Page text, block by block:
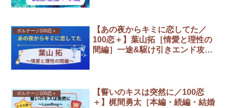
ボルテージ100恋＋
【あの夜からキミに恋してた／
100恋＋】葉山拓［情愛と理性の
間編］一途&駆け引きエンド攻略
ボルテージ100恋＋
【誓いのキスは突然に／100恋
＋】梶間勇太［本編・続編・結婚